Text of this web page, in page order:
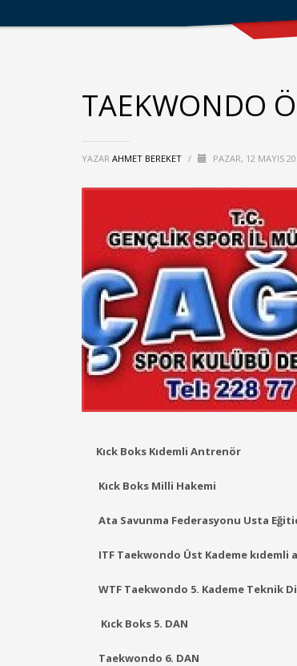
TAEKWONDO
YAZAR AHMET BEREKET / PAZAR, 12 MAYIS
Kıck Boks Kıdemli Antrenör
Kıck Boks Milli Hakemi
Ata Savunma Federasyonu Usta
ITF Taekwondo Üst Kademe kıdemli
WTF Taekwondo 5. Kademe Teknik
Kıck Boks 5. DAN
Taekwondo 6. DAN